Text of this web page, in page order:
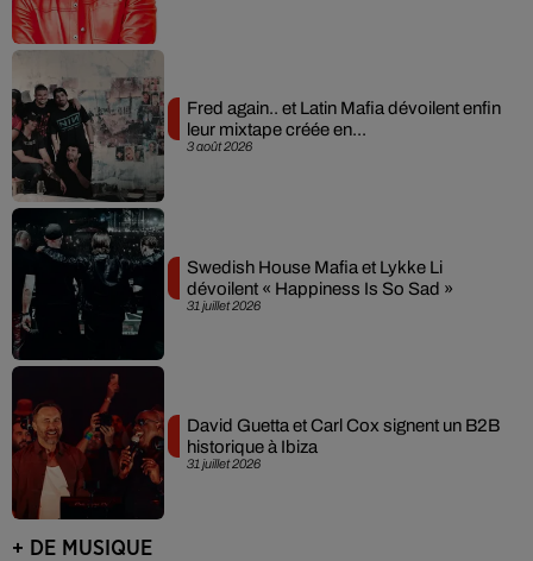
3 août 2026
Fred again.. et Latin Mafia dévoilent enfin
leur mixtape créée en...
31 juillet 2026
Swedish House Mafia et Lykke Li
dévoilent « Happiness Is So Sad »
31 juillet 2026
David Guetta et Carl Cox signent un B2B
historique à Ibiza
+ DE MUSIQUE